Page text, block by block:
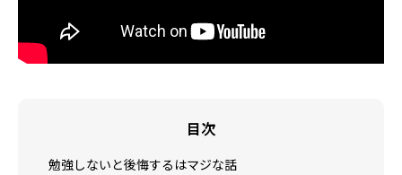
目次
勉強しないと後悔するはマジな話